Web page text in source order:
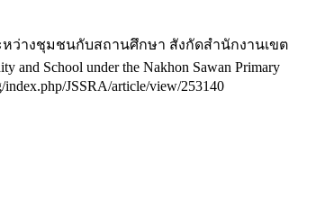
ะหว่างชุมชนกับสถานศึกษา สังกัดสำนักงานเขต
School under the Nakhon Sawan Primary
JSSRA/article/view/253140